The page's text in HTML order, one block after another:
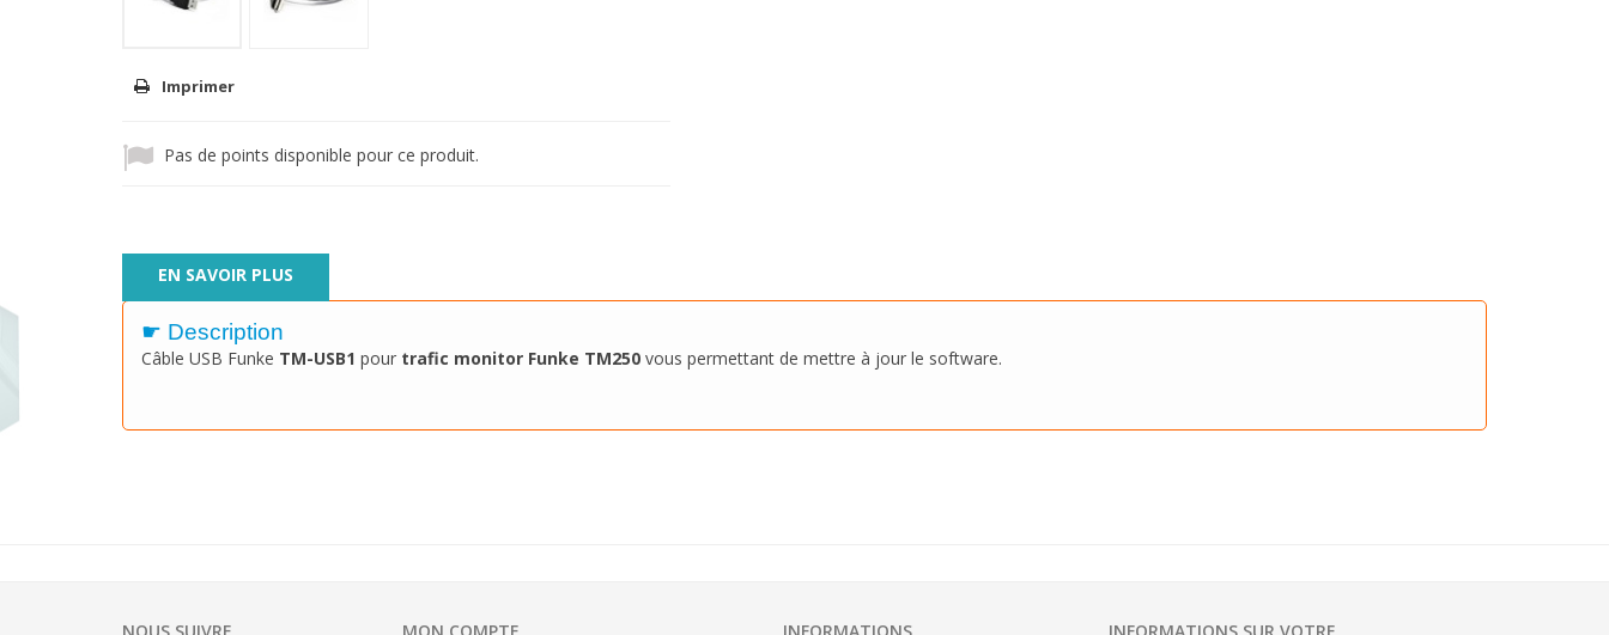
Imprimer
Pas de points disponible pour ce produit.
EN SAVOIR PLUS
☛ Description
Câble USB Funke TM-USB1 pour trafic monitor Funke TM250 vous permettant de mettre à jour le software.
NOUS SUIVRE MON COMPTE INFORMATIONS INFORMATIONS SUR VOTRE